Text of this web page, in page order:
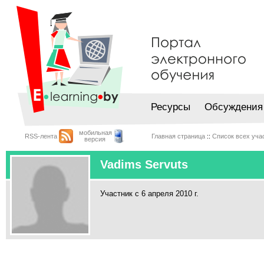
Ресурсы Обсуждения
RSS-лента
мобильная
версия
Главная страница :: Список всех
Vadims Servuts
Участник с 6 апреля 2010 г.